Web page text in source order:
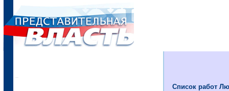
Список работ